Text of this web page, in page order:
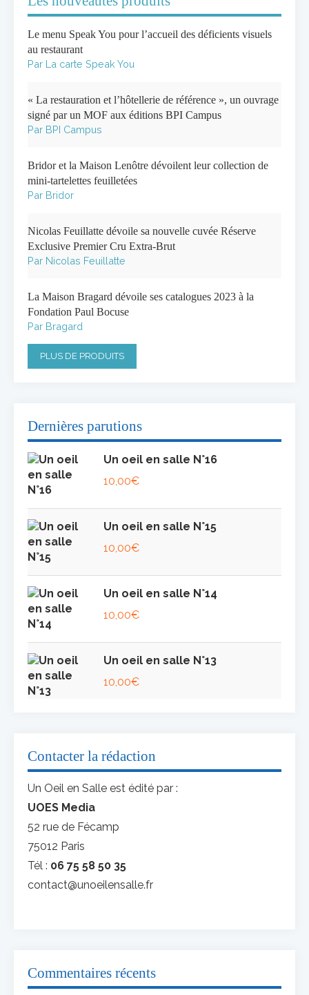
Le menu Speak You pour l’accueil des déficients visuels
au restaurant
Par La carte Speak You
« La restauration et l’hôtellerie de référence », un ouvrage
signé par un MOF aux éditions BPI Campus
Par BPI Campus
Bridor et la Maison Lenôtre dévoilent leur collection de
mini-tartelettes feuilletées
Par Bridor
Nicolas Feuillatte dévoile sa nouvelle cuvée Réserve
Exclusive Premier Cru Extra-Brut
Par Nicolas Feuillatte
La Maison Bragard dévoile ses catalogues 2023 à la
Fondation Paul Bocuse
Par Bragard
PLUS DE PRODUITS
Dernières parutions
Un oeil en salle N°16
10,00€
Un oeil en salle N°15
10,00€
Un oeil en salle N°14
10,00€
Un oeil en salle N°13
10,00€
Contacter la rédaction
Un Oeil en Salle est édité par :
UOES Media
52 rue de Fécamp
75012 Paris
Tél : 06 75 58 50 35
contact@unoeilensalle.fr
Commentaires récents